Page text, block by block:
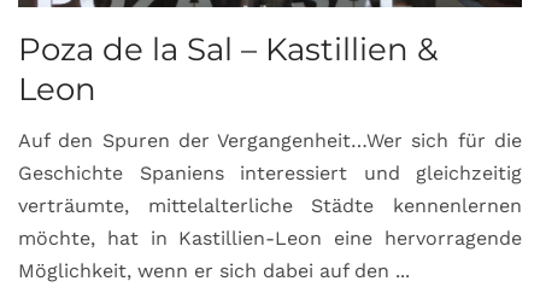
Poza de la Sal – Kastillien &
Leon
Auf den Spuren der Vergangenheit…Wer sich für die
Geschichte Spaniens interessiert und gleichzeitig
verträumte, mittelalterliche Städte kennenlernen
möchte, hat in Kastillien-Leon eine hervorragende
Möglichkeit, wenn er sich dabei auf den ...